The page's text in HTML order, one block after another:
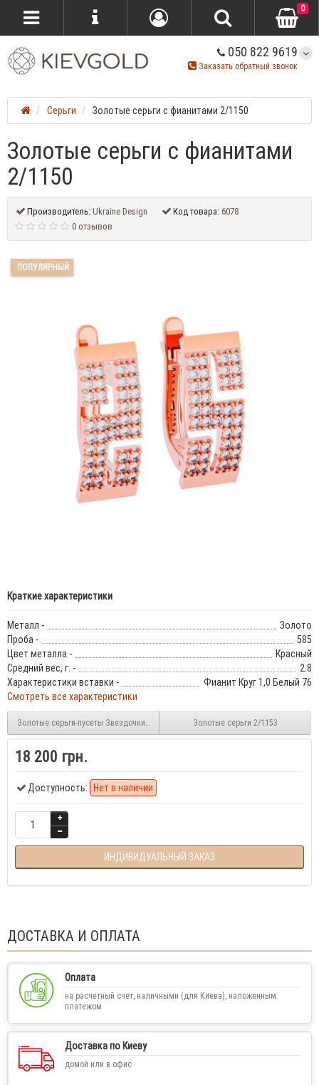
050 822 9619
Заказать обратный звонок
0
Серьги Золотые серьги с фианитами 2/1150
Золотые серьги с фианитами
2/1150
Производитель:Ukraine Design Код товара:6078
0 отзывов
ПОПУЛЯРНЫЙ
Краткие характеристики
Металл -
Золото
Проба -
585
Цвет металла -
Красный
Средний вес, г. -
2.8
Характеристики вставки -
Фианит Круг 1,0 Белый 76
Смотреть все характеристики
Золотые серьги-пусеты Звездочки 2/1064 Золотые серьги 2/1153
18 200 грн.
Доступность: Нет в наличии
ИНДИВИДУАЛЬНЫЙ ЗАКАЗ
ДОСТАВКА И ОПЛАТА
Оплата
на расчетный счет, наличными (для Киева), наложенным
платежом
Доставка по Киеву
домой или в офис